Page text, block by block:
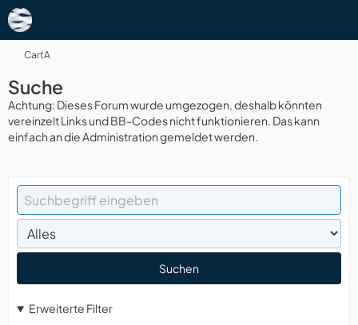
CartA
Suche
Achtung: Dieses Forum wurde umgezogen, deshalb könnten
vereinzelt Links und BB-Codes nicht funktionieren. Das kann
einfach an die Administration gemeldet werden.
Suchen
Erweiterte Filter